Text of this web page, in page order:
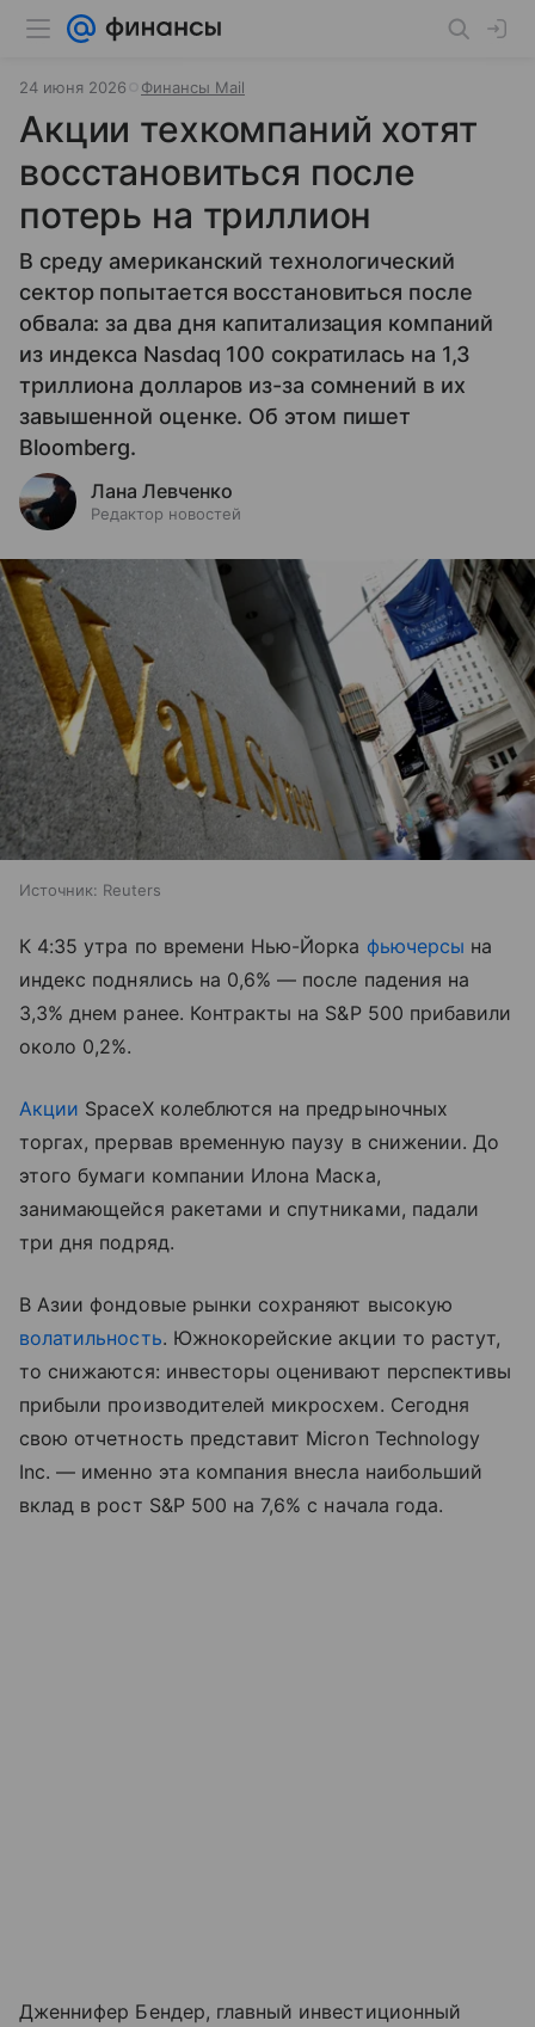
24 июня 2026 Финансы Mail
Акции техкомпаний хотят
восстановиться после
потерь на триллион
В среду американский технологический
сектор попытается восстановиться после
обвала: за два дня капитализация компаний
из индекса Nasdaq 100 сократилась на 1,3
триллиона долларов из-за сомнений в их
завышенной оценке. Об этом пишет
Bloomberg.
Лана Левченко
Редактор новостей
Источник: Reuters
К 4:35 утра по времени Нью-Йорка фьючерсы на
индекс поднялись на 0,6% — после падения на
3,3% днем ранее. Контракты на S&P 500 прибавили
около 0,2%.
Акции SpaceX колеблются на предрыночных
торгах, прервав временную паузу в снижении. До
этого бумаги компании Илона Маска,
занимающейся ракетами и спутниками, падали
три дня подряд.
В Азии фондовые рынки сохраняют высокую
волатильность. Южнокорейские акции то растут,
то снижаются: инвесторы оценивают перспективы
прибыли производителей микросхем. Сегодня
свою отчетность представит Micron Technology
Inc. — именно эта компания внесла наибольший
вклад в рост S&P 500 на 7,6% с начала года.
Дженнифер Бендер, главный инвестиционный